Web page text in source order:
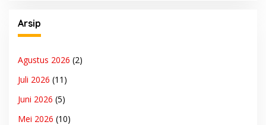
Arsip
Agustus 2026 (2)
Juli 2026 (11)
Juni 2026 (5)
Mei 2026 (10)